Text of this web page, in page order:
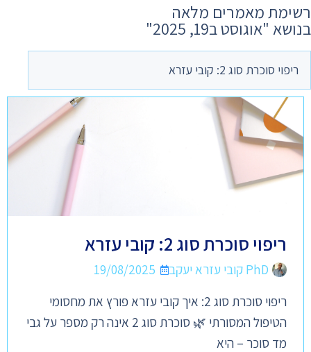
רשימת מאמרים מלאה
בנושא ​"אוגוסט ב19, 2025"
ריפוי סוכרת סוג 2: קובי עזרא
ריפוי סוכרת סוג 2: קובי עזרא
PhD קובי עזרא יעקב
19/08/2025
ריפוי סוכרת סוג 2: איך קובי עזרא פורץ את מחסומי
הטיפול המסורתי 🌿 סוכרת סוג 2 אינה רק מספר על גבי
מד סוכר – היא